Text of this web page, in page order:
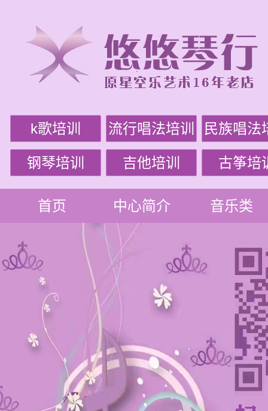
k歌培训 流行唱法培训 民族唱法
钢琴培训 吉他培训 古筝培
首页 中心简介 音乐类